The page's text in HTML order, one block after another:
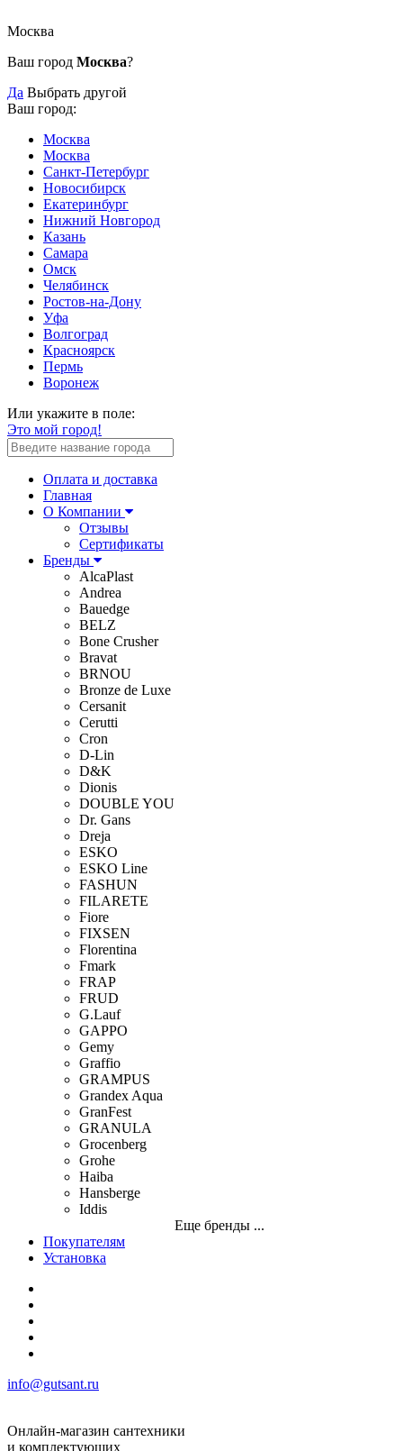
Москва
Ваш город Москва?
Да Выбрать другой
Ваш город:
Москва
Москва
Санкт-Петербург
Новосибирск
Екатеринбург
Нижний Новгород
Казань
Самара
Омск
Челябинск
Ростов-на-Дону
Уфа
Волгоград
Красноярск
Пермь
Воронеж
Или укажите в поле:
Это мой город!
Оплата и доставка
Главная
О Компании
Отзывы
Сертификаты
Бренды
AlcaPlast
Andrea
Bauedge
BELZ
Bone Crusher
Bravat
BRNOU
Bronze de Luxe
Cersanit
Cerutti
Cron
D-Lin
D&K
Dionis
DOUBLE YOU
Dr. Gans
Dreja
ESKO
ESKO Line
FASHUN
FILARETE
Fiore
FIXSEN
Florentina
Fmark
FRAP
FRUD
G.Lauf
GAPPO
Gemy
Graffio
GRAMPUS
Grandex Aqua
GranFest
GRANULA
Grocenberg
Grohe
Haiba
Hansberge
Iddis
Еще бренды ...
Покупателям
Установка
info@gutsant.ru
Онлайн-магазин сантехники
и комплектующих